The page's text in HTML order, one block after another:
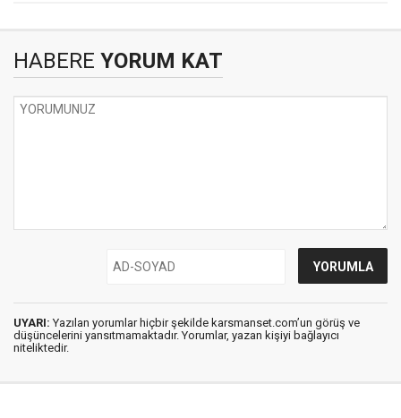
HABERE YORUM KAT
UYARI: Yazılan yorumlar hiçbir şekilde karsmanset.com’un görüş ve
düşüncelerini yansıtmamaktadır. Yorumlar, yazan kişiyi bağlayıcı
niteliktedir.